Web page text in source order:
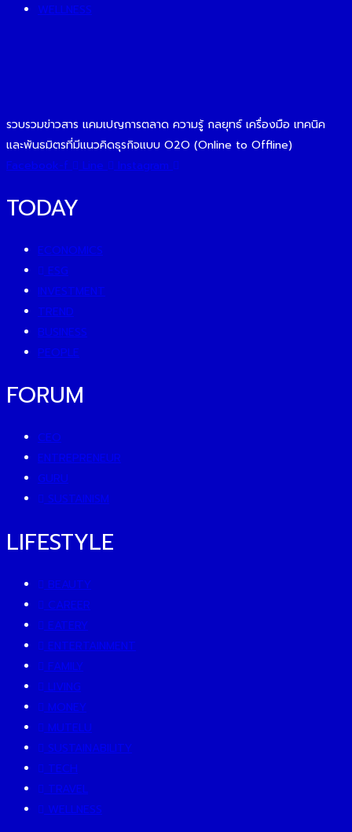
WELLNESS
รวบรวมข่าวสาร แคมเปญการตลาด ความรู้ กลยุทธ์ เครื่องมือ เทคนิค
และพันธมิตรที่มีแนวคิดธุรกิจแบบ O2O (Online to Offline)
Facebook-f
Line Instagram
TODAY
ECONOMICS
ESG
INVESTMENT
TREND
BUSINESS
PEOPLE
FORUM
CEO
ENTREPRENEUR
GURU
SUSTAINISM
LIFESTYLE
BEAUTY
CAREER
EATERY
ENTERTAINMENT
FAMILY
LIVING
MONEY
MUTELU
SUSTAINABILITY
TECH
TRAVEL
WELLNESS